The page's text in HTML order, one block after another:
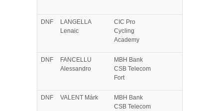
DNF
LANGELLA
Lenaic
CIC Pro
Cycling
Academy
DNF
FANCELLU
Alessandro
MBH Bank
CSB Telecom
Fort
DNF VALENT Márk
MBH Bank
CSB Telecom